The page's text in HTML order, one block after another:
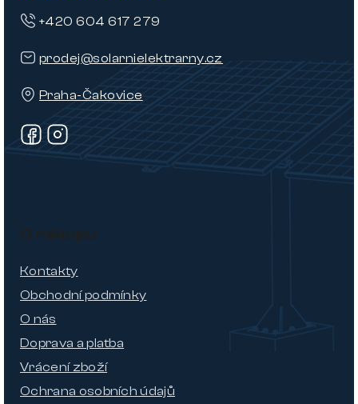
prodej@solarnielektrarny.cz
Praha-Čakovice
+420 604 617 279
O nákupu
Kontakty
Obchodní podmínky
O nás
Doprava a platba
Vrácení zboží
Ochrana osobních údajů